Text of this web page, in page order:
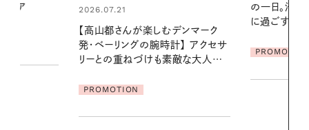
の一日。汗ばむ季節を「ごきげん」
PROMOTION
る【大人気の
1本で汗ばむ